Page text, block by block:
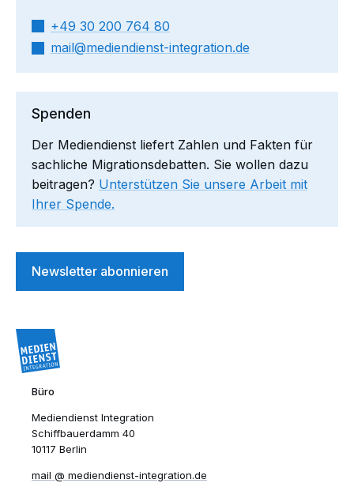
+49 30 200 764 80
mail​
mediendienst-integration.de
Spenden
Der Mediendienst liefert Zahlen und Fakten für
sachliche Migrationsdebatten. Sie wollen dazu
beitragen? Unterstützen Sie unsere Arbeit mit
Ihrer Spende.
Newsletter abonnieren
Büro
Mediendienst Integration
Schiffbauerdamm 40
10117 Berlin
mail​
mediendienst-integration.de